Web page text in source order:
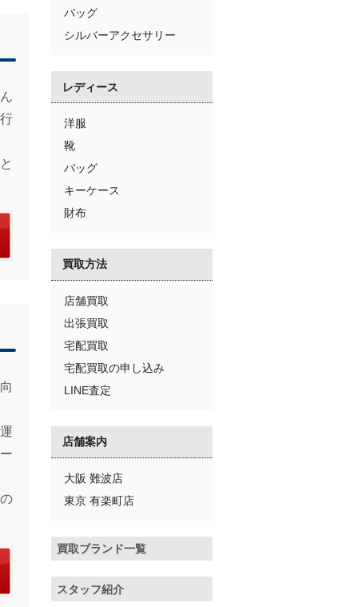
バッグ
シルバーアクセサリー
レディース
洋服
靴
バッグ
キーケース
財布
買取方法
店舗買取
出張買取
宅配買取
宅配買取の申し込み
LINE査定
店舗案内
大阪 難波店
東京 有楽町店
買取ブランド一覧
スタッフ紹介